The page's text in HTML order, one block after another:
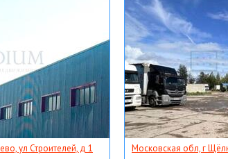
ул Строителей, д 1 Московская обл, г